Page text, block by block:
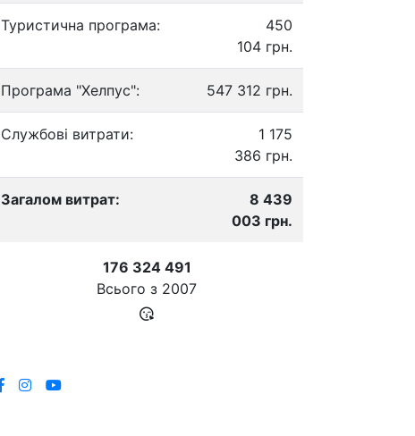
Туристична програма:
450
104 грн.
Програма "Хелпус": 547 312 грн.
Службові витрати:
1 175
386 грн.
Загалом витрат:
8 439
003 грн.
176 324 491
Всього з 2007